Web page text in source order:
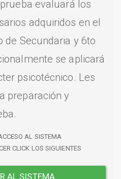
evaluará los
adquiridos en el
de Secundaria y 6to
se aplicará
psicotécnico. Les
preparación y
AL SISTEMA
CLICK LOS SIGUIENTES
AL SISTEMA